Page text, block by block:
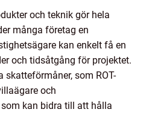
och teknik gör hela
många företag en
kan enkelt få en
och tidsåtgång för projektet.
som ROT-
och
kan bidra till att hålla